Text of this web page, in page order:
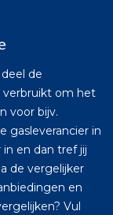
de
verbruikt om het
voor bijv.
gasleverancier in
en dan tref jij
de vergelijker
en
Vul